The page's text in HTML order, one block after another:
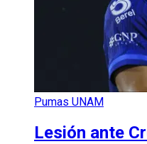
Pumas UNAM
Lesión ante